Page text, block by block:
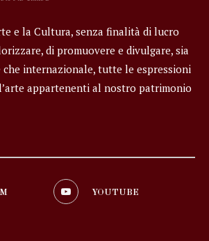
e la Cultura, senza finalità di lucro
di promuovere e divulgare, sia
internazionale, tutte le espressioni
appartenenti al nostro patrimonio
YOUTUBE